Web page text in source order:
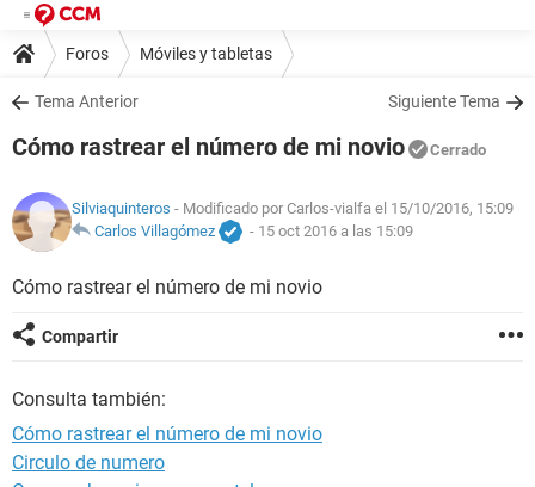
Foros Móviles y tabletas
Tema Anterior Siguiente Tema
Cómo rastrear el número de mi novio Cerrado
Silviaquinteros - Modificado por Carlos-vialfa el 15/10/2016, 15:09
Carlos Villagómez
- 15 oct 2016 a las 15:09
Cómo rastrear el número de mi novio
Compartir
Consulta también:
Cómo rastrear el número de mi novio
Circulo de numero